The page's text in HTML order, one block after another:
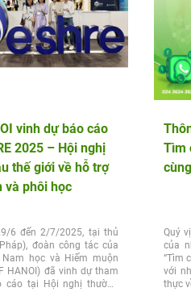
vinh dự báo cáo
2025 – Hội nghị
thế giới về hỗ trợ
và phôi học
6 đến 2/7/2025, tại thủ
đoàn công tác của
Nam học và Hiếm muộn
HANOI) đã vinh dự tham
cáo tại Hội nghị thường
Tìm
Quý
của
“Tìm
với
thực